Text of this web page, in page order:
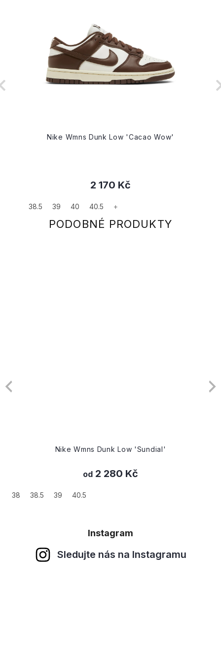
Nike Wmns Dunk Low 'Cacao Wow'
2 170 Kč
38.5 39 40 40.5 +
Nike Wmns Dunk Low 'Sundial'
od 2 280 Kč
38 38.5 39 40.5
Instagram
Sledujte nás na Instagramu